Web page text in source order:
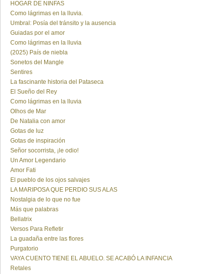
HOGAR DE NINFAS
Como lágrimas en la lluvia.
Umbral: Posía del tránsito y la ausencia
Guiadas por el amor
Como lágrimas en la lluvia
(2025) País de niebla
Sonetos del Mangle
Sentires
La fascinante historia del Pataseca
El Sueño del Rey
Como lágrimas en la lluvia
Olhos de Mar
De Natalia con amor
Gotas de luz
Gotas de inspiración
Señor socorrista, ¡le odio!
Un Amor Legendario
Amor Fati
El pueblo de los ojos salvajes
LA MARIPOSA QUE PERDIO SUS ALAS
Nostalgia de lo que no fue
Más que palabras
Bellatrix
Versos Para Refletir
La guadaña entre las flores
Purgatorio
VAYA CUENTO TIENE EL ABUELO. SE ACABÓ LA INFANCIA
Retales